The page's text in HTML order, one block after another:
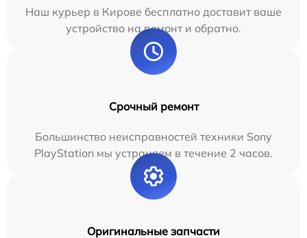
Наш курьер в Кирове бесплатно доставит ваше
устройство на ремонт и обратно.
Срочный ремонт
Большинство неисправностей техники Sony
PlayStation мы устраняем в течение 2 часов.
Оригинальные запчасти